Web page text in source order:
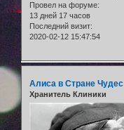
Провел на форуме:
13 дней 17 часов
Последний визит:
2020-02-12 15:47:54
Алиса в Стране Чудес
Хранитель Клиники